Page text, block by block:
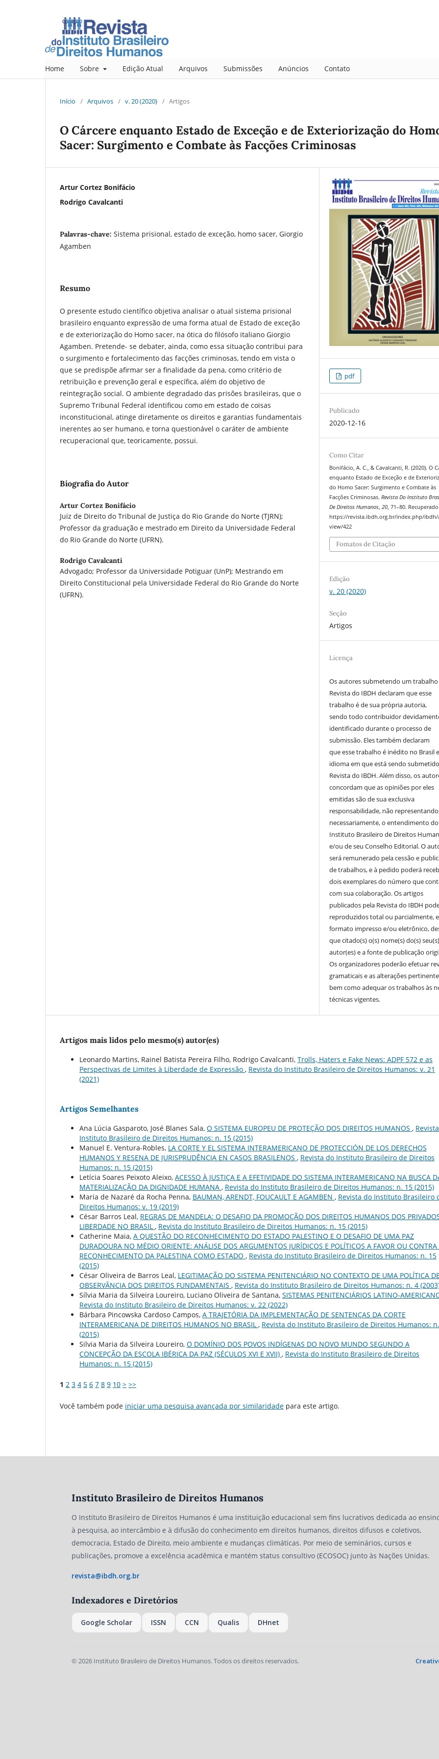
Home Sobre Edição Atual Arquivos Submissões Anúncios Contato
Início / Arquivos / v. 20 (2020) / Artigos
O Cárcere enquanto Estado de Exceção e de Exteriorização do
Sacer: Surgimento e Combate às Facções Criminosas
Artur Cortez Bonifácio
Rodrigo Cavalcanti
Palavras-chave: Sistema prisional, estado de exceção, homo sacer, Giorgio
Agamben
Resumo
O presente estudo científico objetiva analisar o atual sistema prisional
brasileiro enquanto expressão de uma forma atual de Estado de exceção
e de exteriorização do Homo sacer, na ótica do filósofo italiano Giorgio
Agamben. Pretende- se debater, ainda, como essa situação contribui para
o surgimento e fortalecimento das facções criminosas, tendo em vista o
que se predispõe afirmar ser a finalidade da pena, como critério de
retribuição e prevenção geral e específica, além do objetivo de
reintegração social. O ambiente degradado das prisões brasileiras, que o
Supremo Tribunal Federal identificou como em estado de coisas
inconstitucional, atinge diretamente os direitos e garantias fundamentais
inerentes ao ser humano, e torna questionável o caráter de ambiente
recuperacional que, teoricamente, possui.
Biografia do Autor
Artur Cortez Bonifácio
Juiz de Direito do Tribunal de Justiça do Rio Grande do Norte (TJRN);
Professor da graduação e mestrado em Direito da Universidade Federal
do Rio Grande do Norte (UFRN).
Rodrigo Cavalcanti
Advogado; Professor da Universidade Potiguar (UnP); Mestrando em
Direito Constitucional pela Universidade Federal do Rio Grande do Norte
(UFRN).
pdf
Publicado
2020-12-16
Como Citar
Bonifácio, A. C., & Cavalcanti, R. (2020). O
enquanto Estado de Exceção e de
do Homo Sacer: Surgimento e Combate às
Facções Criminosas.Revista Do Instituto
De Direitos Humanos,20, 71–80.
https://revista.ibdh.org.br/index.php/ibdh/
view/422
Fomatos de Citação
Edição
v. 20 (2020)
Seção
Artigos
Licença
Os autores submetendo um trabalho
Revista do IBDH declaram que esse
trabalho é de sua própria autoria,
sendo todo contribuidor
identificado durante o processo de
submissão. Eles também declaram
que esse trabalho é inédito no Brasil
idioma em que está sendo
Revista do IBDH. Além disso, os
concordam que as opiniões por eles
emitidas são de sua exclusiva
responsabilidade, não
necessariamente, o entendimento do
Instituto Brasileiro de Direitos
e/ou de seu Conselho Editorial. O
será remunerado pela cessão e
de trabalhos, e à pedido poderá
dois exemplares do número que
com sua colaboração. Os artigos
publicados pela Revista do IBDH
reproduzidos total ou parcialmente,
formato impresso e/ou eletrônico,
que citado(s) o(s) nome(s) do(s) seu(s)
autor(es) e a fonte de publicação
Os organizadores poderão efetuar
gramaticais e as alterações
bem como adequar os trabalhos às
técnicas vigentes.
Artigos mais lidos pelo mesmo(s) autor(es)
Leonardo Martins, Rainel Batista Pereira Filho, Rodrigo Cavalcanti, Trolls, Haters e Fake News: ADPF 572 e as
Perspectivas de Limites à Liberdade de Expressão , Revista do Instituto Brasileiro de Direitos Humanos: v. 21
(2021)
Artigos Semelhantes
Ana Lúcia Gasparoto, José Blanes Sala, O SISTEMA EUROPEU DE PROTEÇÃO DOS DIREITOS HUMANOS ,
Instituto Brasileiro de Direitos Humanos: n. 15 (2015)
Manuel E. Ventura-Robles, LA CORTE Y EL SISTEMA INTERAMERICANO DE PROTECCIÓN DE LOS DERECHOS
HUMANOS Y RESENA DE JURISPRUDÊNCIA EN CASOS BRASILENOS , Revista do Instituto Brasileiro de Direitos
Humanos: n. 15 (2015)
Letícia Soares Peixoto Aleixo, ACESSO À JUSTIÇA E A EFETIVIDADE DO SISTEMA INTERAMERICANO NA BUSCA
MATERIALIZAÇÃO DA DIGNIDADE HUMANA , Revista do Instituto Brasileiro de Direitos Humanos: n. 15 (2015)
Maria de Nazaré da Rocha Penna, BAUMAN, ARENDT, FOUCAULT E AGAMBEN , Revista do Instituto Brasileiro
Direitos Humanos: v. 19 (2019)
César Barros Leal, REGRAS DE MANDELA: O DESAFIO DA PROMOÇÃO DOS DIREITOS HUMANOS DOS
LIBERDADE NO BRASIL , Revista do Instituto Brasileiro de Direitos Humanos: n. 15 (2015)
Catherine Maia, A QUESTÃO DO RECONHECIMENTO DO ESTADO PALESTINO E O DESAFIO DE UMA PAZ
DURADOURA NO MÉDIO ORIENTE: ANÁLISE DOS ARGUMENTOS JURÍDICOS E POLÍTICOS A FAVOR OU CONTRA
RECONHECIMENTO DA PALESTINA COMO ESTADO , Revista do Instituto Brasileiro de Direitos Humanos: n. 15
(2015)
César Oliveira de Barros Leal, LEGITIMAÇÃO DO SISTEMA PENITENCIÁRIO NO CONTEXTO DE UMA POLÍTICA DE
OBSERVÂNCIA DOS DIREITOS FUNDAMENTAIS , Revista do Instituto Brasileiro de Direitos Humanos: n. 4
Sílvia Maria da Silveira Loureiro, Luciano Oliveira de Santana, SISTEMAS PENITENCIÁRIOS LATINO-
Revista do Instituto Brasileiro de Direitos Humanos: v. 22 (2022)
Bárbara Pincowska Cardoso Campos, A TRAJETÓRIA DA IMPLEMENTAÇÃO DE SENTENÇAS DA CORTE
INTERAMERICANA DE DIREITOS HUMANOS NO BRASIL , Revista do Instituto Brasileiro de Direitos Humanos:
(2015)
Silvia Maria da Silveira Loureiro, O DOMÍNIO DOS POVOS INDÍGENAS DO NOVO MUNDO SEGUNDO A
CONCEPÇÃO DA ESCOLA IBÉRICA DA PAZ (SÉCULOS XVI E XVII) , Revista do Instituto Brasileiro de Direitos
Humanos: n. 15 (2015)
1 2 3 4 5 6 7 8 9 10 > >>
Você também pode iniciar uma pesquisa avançada por similaridade para este artigo.
Instituto Brasileiro de Direitos Humanos
O Instituto Brasileiro de Direitos Humanos é uma instituição educacional sem fins lucrativos dedicada ao
à pesquisa, ao intercâmbio e à difusão do conhecimento em direitos humanos, direitos difusos e coletivos,
democracia, Estado de Direito, meio ambiente e mudanças climáticas. Por meio de seminários, cursos e
publicações, promove a excelência acadêmica e mantém status consultivo (ECOSOC) junto às Nações Unidas.
revista@ibdh.org.br
Indexadores e Diretórios
Google Scholar ISSN CCN Qualis DHnet
© 2026 Instituto Brasileiro de Direitos Humanos. Todos os direitos reservados.